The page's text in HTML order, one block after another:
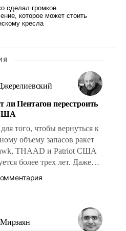
ли Пентагон перестроить
того, чтобы вернуться к
объему запасов ракет
THAAD и Patriot США
более трех лет. Даже
война с Ираном
американские
США, например, перед